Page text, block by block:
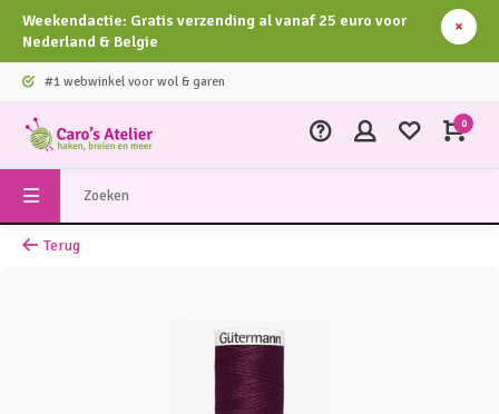
Weekendactie: Gratis verzending al vanaf 25 euro voor
Nederland & Belgie
#1 webwinkel voor wol & garen
0
Terug